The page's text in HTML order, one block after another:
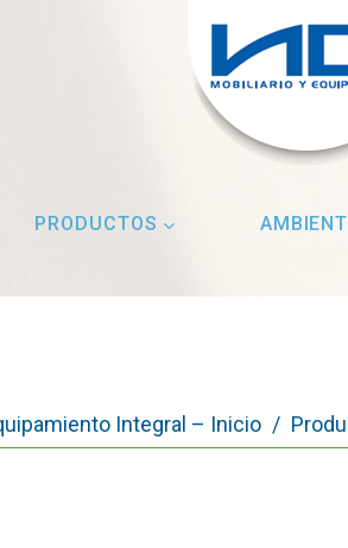
PRODUCTOS
Integral – Inicio /